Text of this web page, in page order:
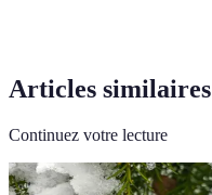
Articles similaires
Continuez votre lecture